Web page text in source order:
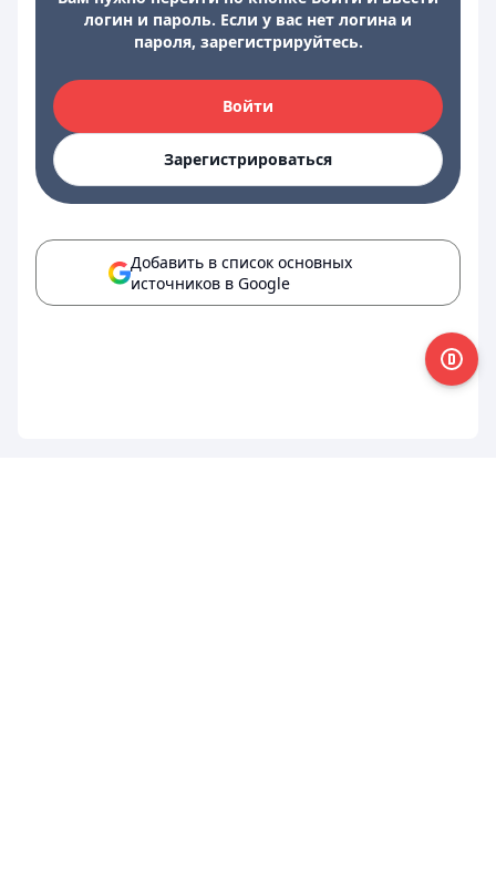
логин и пароль. Если у вас нет логина и
пароля, зарегистрируйтесь.
Войти
Зарегистрироваться
Добавить в список основных
источников в Google